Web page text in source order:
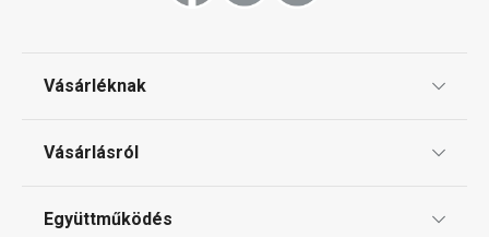
Vásárléknak
Gyakori kérdések
Vásárlásról
Együttműködés